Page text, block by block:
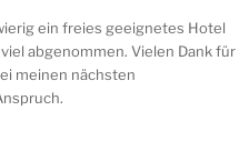
ein freies geeignetes Hotel
abgenommen. Vielen Dank für
meinen nächsten